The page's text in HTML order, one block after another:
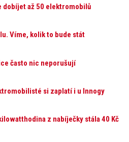
dobíjet až 50 elektromobilů
Víme, kolik to bude stát
často nic neporušují
si zaplatí i u Innogy
z nabíječky stála 40 Kč